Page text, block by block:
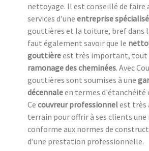
nettoyage. Il est conseillé de faire
services d'une entreprise
gouttières et la toiture, bref dans
faut également savoir que le
gouttièreest très important, tout
ramonage des cheminées. Avec
gouttières sont soumises à une
décennaleen termes d'étanchéité
Ce couvreur professionnelest très
terrain pour offrir à ses clients
conforme aux normes de
d'une prestation professionnelle.